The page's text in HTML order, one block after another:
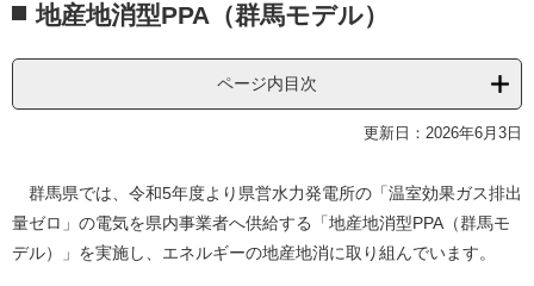
文 地産地消型PPA（群馬モデル）
ページ内目次
更新日：2026年6月3日
群馬県では、令和5年度より県営水力発電所の「温室効果ガス排出
量ゼロ」の電気を県内事業者へ供給する「地産地消型PPA（群馬モ
デル）」を実施し、エネルギーの地産地消に取り組んでいます。